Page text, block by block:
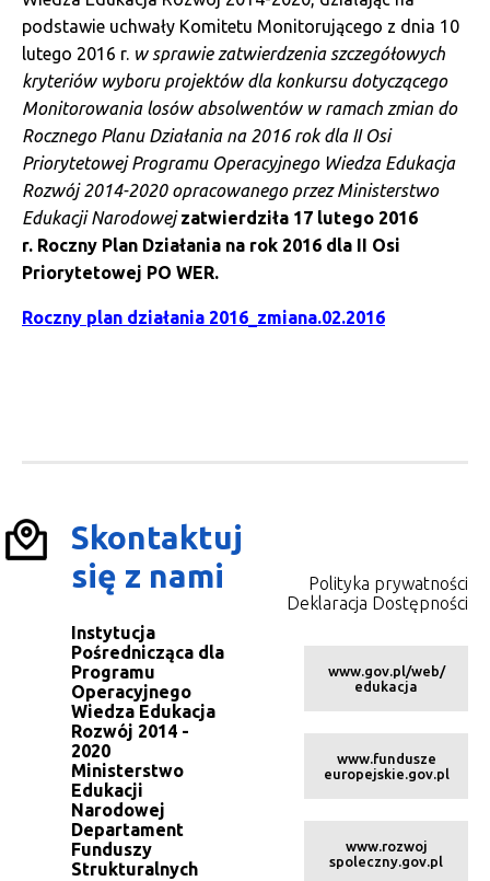
podstawie uchwały Komitetu Monitorującego z dnia 10
lutego 2016 r. w sprawie zatwierdzenia szczegółowych
kryteriów wyboru projektów dla konkursu dotyczącego
Monitorowania losów absolwentów w ramach zmian do
Rocznego Planu Działania na 2016 rok dla II Osi
Priorytetowej Programu Operacyjnego Wiedza Edukacja
Rozwój 2014-2020 opracowanego przez Ministerstwo
Edukacji Narodowejzatwierdziła 17 lutego 2016
r. Roczny Plan Działania na rok 2016 dla II Osi
Priorytetowej PO WER.
Roczny plan działania 2016_zmiana.02.2016
Skontaktuj
się z nami
Instytucja
Pośrednicząca dla
Programu
Operacyjnego
Wiedza Edukacja
Rozwój 2014 -
2020
Ministerstwo
Edukacji
Narodowej
Departament
Funduszy
Strukturalnych
Polityka prywatności
Deklaracja Dostępności
www.gov.pl/web/
edukacja
www.fundusze
europejskie.gov.pl
www.rozwoj
spoleczny.gov.pl